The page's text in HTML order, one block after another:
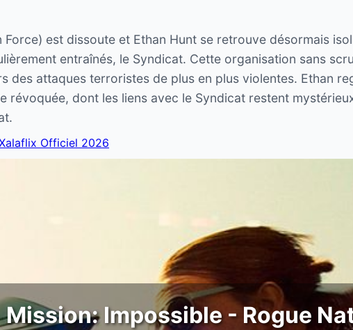
Force) est dissoute et Ethan Hunt se retrouve désormais
entraînés, le Syndicat. Cette organisation sans
des attaques terroristes de plus en plus violentes. Ethan
révoquée, dont les liens avec le Syndicat restent
Officiel 2026
Mission: Impossible - Rogue